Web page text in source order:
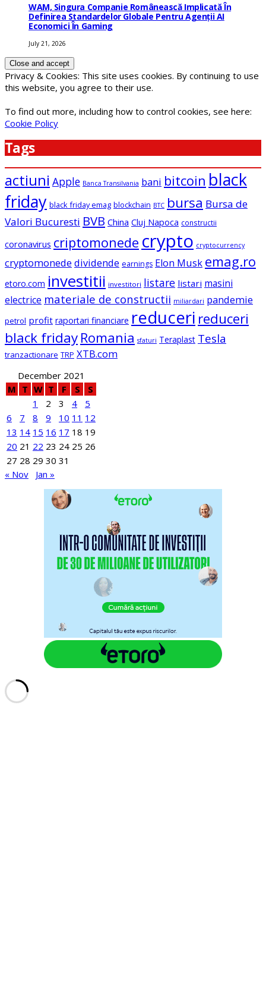
WAM, Singura Companie Românească Implicată În
Definirea Standardelor Globale Pentru Agenții AI
Economici În Gaming
July 21, 2026
Privacy & Cookies: This site uses cookies. By continuing to use
this website, you agree to their use.
To find out more, including how to control cookies, see here:
Cookie Policy
Tags
actiuni Apple Banca Transilvania bani bitcoin black
friday black friday emag blockchain BTC bursa Bursa de
Valori Bucuresti BVB China Cluj Napoca constructii
coronavirus criptomonede crypto cryptocurrency
cryptomonede dividende earnings Elon Musk emag.ro
etoro.com investitii investitori listare listari masini
electrice materiale de constructii miliardari pandemie
petrol profit raportari financiare reduceri reduceri
black friday Romania sfaturi Teraplast Tesla
tranzactionare TRP XTB.com
December 2021
M T W T F S
S
1
2 3 4
5
6
7 8 9 10 11 12
13 14 15 16 17 18 19
20 21 22 23 24 25 26
27 28 29 30 31
« Nov
Jan »